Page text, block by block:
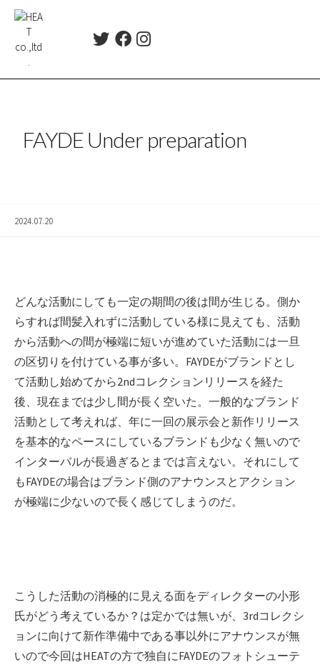
ツ
t
F
e
k
t
a
FAYDE Under preparation
2024.07.20
どんな活動にしても一定の期間の後は間が生じる。側か
らすれば間髪入れずに活動している様に見えても、活動
から活動への間が極端に短いが進めていた活動には一旦
の区切りを付けている事が多い。FAYDEがブランドとし
て活動し始めてから2ndコレクションリリースを経た
後、現在までは少し間が長く空いた。一般的なブランド
活動として考えれば、年に一回の展示会と新作リリース
を基本的なペースにしているブランドも少なく無いので
インターバルが長過ぎるとまでは言えない。それにして
もFAYDEの場合はブランド側のアナウンスとアクション
が極端に少ないので長く感じてしまうのだ。
こうした活動の消極的に見える面をディレクターの小形
氏がどう考えているか？は定かでは無いが、3rdコレクシ
ョンに向けて新作準備中である事以外にアナウンスが無
いので今回はHEATの方で独自にFAYDEのフォトシューテ